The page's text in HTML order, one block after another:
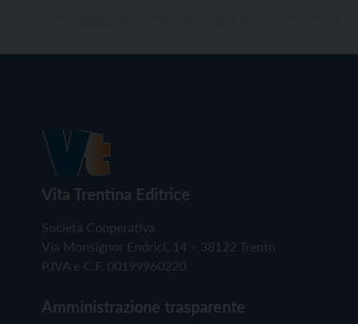
Vita Trentina Editrice
Società Cooperativa
Via Monsignor Endrici, 14 – 38122 Trento
P.IVA e C.F. 00199960220
Amministrazione trasparente